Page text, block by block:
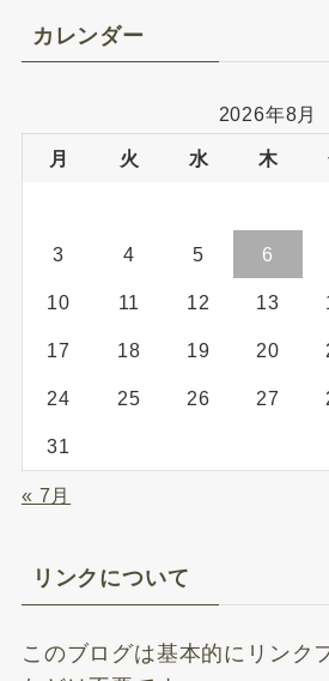
カレンダー
2026年8月
月 火 水 木
3 4 5 6
10 11 12 13
17 18 19 20
24 25 26 27
31
« 7月
リンクについて
このブログは基本的にリンク